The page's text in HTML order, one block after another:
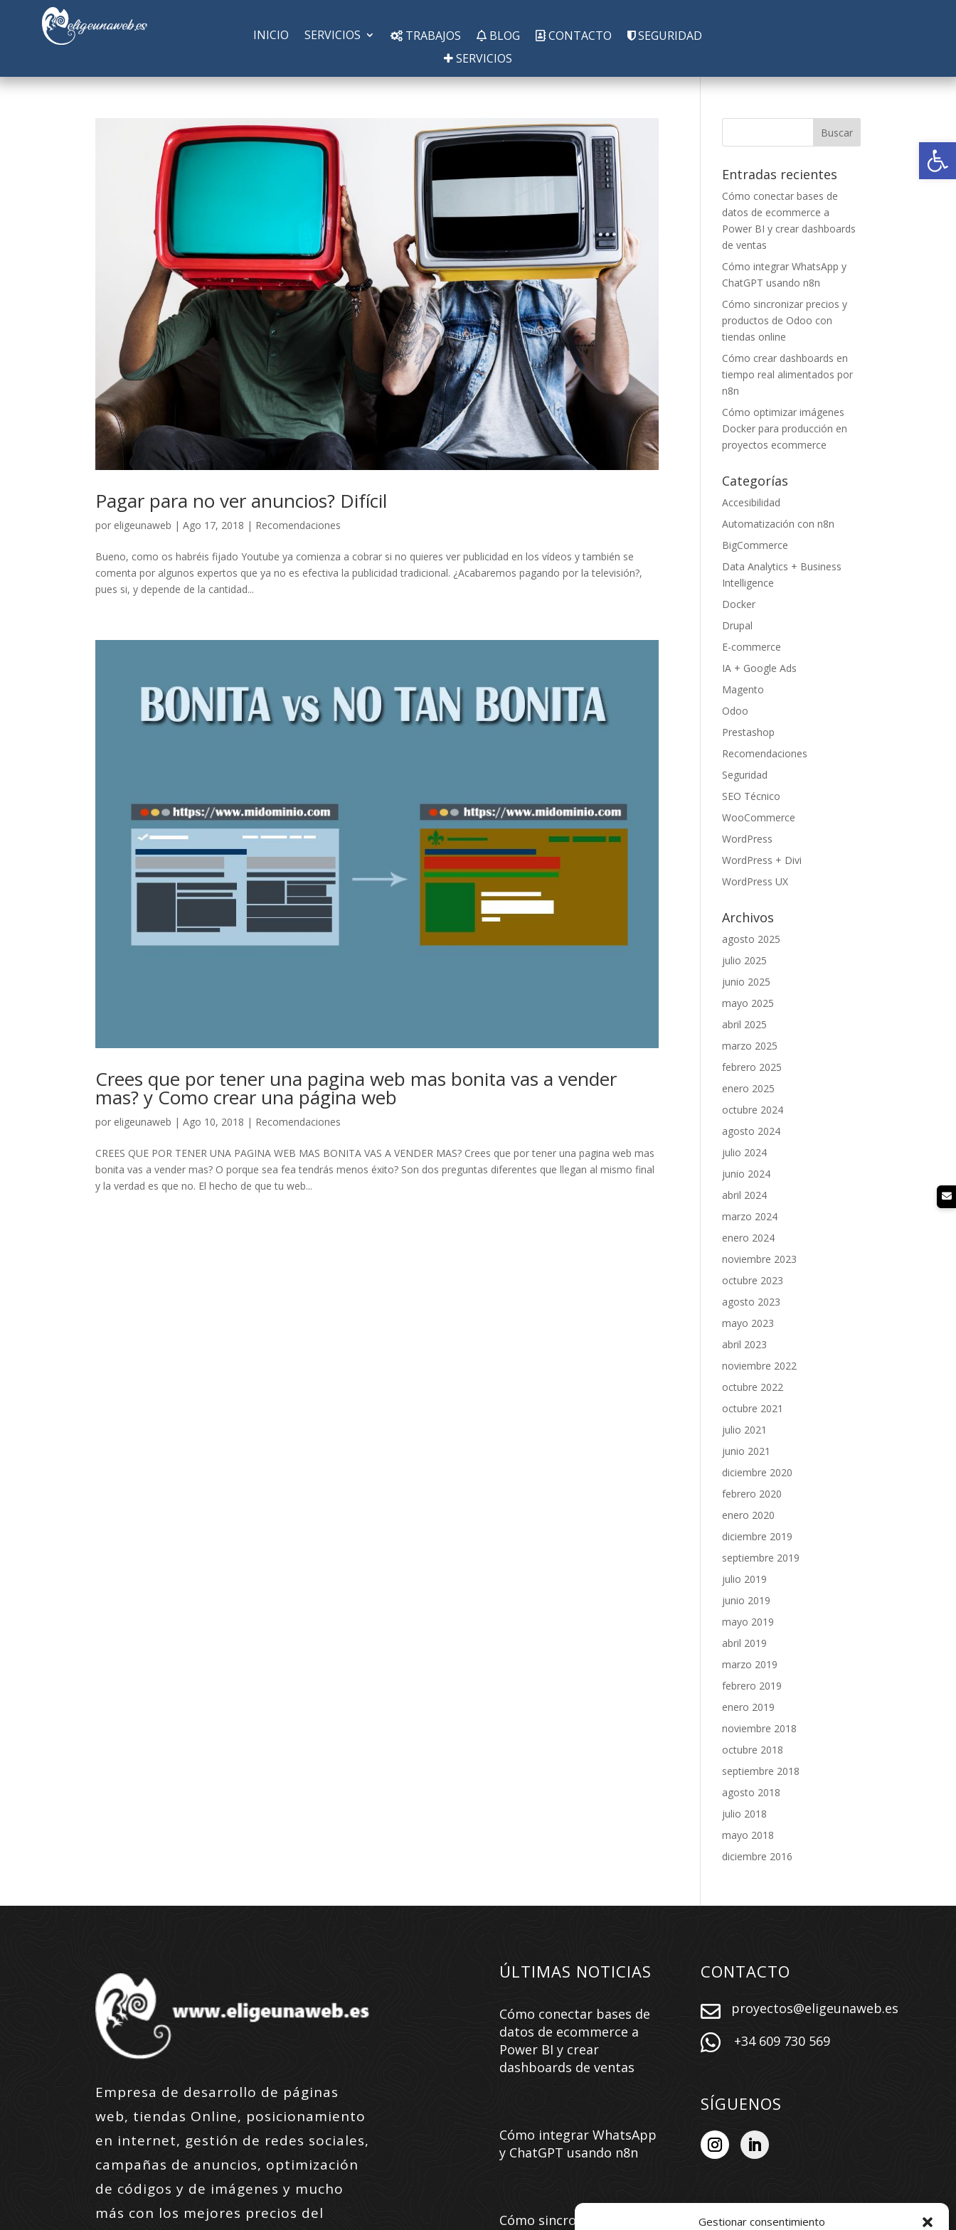
Gestionar consentimiento
INICIO SERVICIOS TRABAJOS BLOG CONTACTO
SEGURIDAD
SERVICIOS
Pagar para no ver anuncios? Difícil
por eligeunaweb |Ago 17, 2018 | Recomendaciones
Bueno, como os habréis fijado Youtube ya comienza a cobrar si no quieres ver publicidad en los vídeos y también se
comenta por algunos expertos que ya no es efectiva la publicidad tradicional. ¿Acabaremos pagando por la televisión?,
pues si, y depende de la cantidad...
Crees que por tener una pagina web mas bonita vas a vender
mas? y Como crear una página web
por eligeunaweb |Ago 10, 2018 | Recomendaciones
CREES QUE POR TENER UNA PAGINA WEB MAS BONITA VAS A VENDER MAS? Crees que por tener una pagina web mas
bonita vas a vender mas? O porque sea fea tendrás menos éxito? Son dos preguntas diferentes que llegan al mismo final
y la verdad es que no. El hecho de que tu web...
Entradas recientes
Cómo conectar bases de
datos de ecommerce a
Power BI y crear dashboards
de ventas
Cómo integrar WhatsApp y
ChatGPT usando n8n
Cómo sincronizar precios y
productos de Odoo con
tiendas online
Cómo crear dashboards en
tiempo real alimentados por
n8n
Cómo optimizar imágenes
Docker para producción en
proyectos ecommerce
Categorías
Accesibilidad
Automatización con n8n
BigCommerce
Data Analytics + Business
Intelligence
Docker
Drupal
E-commerce
IA + Google Ads
Magento
Odoo
Prestashop
Recomendaciones
Seguridad
SEO Técnico
WooCommerce
WordPress
WordPress + Divi
WordPress UX
Archivos
agosto 2025
julio 2025
junio 2025
mayo 2025
abril 2025
marzo 2025
febrero 2025
enero 2025
octubre 2024
agosto 2024
julio 2024
junio 2024
abril 2024
marzo 2024
enero 2024
noviembre 2023
octubre 2023
agosto 2023
mayo 2023
abril 2023
noviembre 2022
octubre 2022
octubre 2021
julio 2021
junio 2021
diciembre 2020
febrero 2020
enero 2020
diciembre 2019
septiembre 2019
julio 2019
junio 2019
mayo 2019
abril 2019
marzo 2019
febrero 2019
enero 2019
noviembre 2018
octubre 2018
septiembre 2018
agosto 2018
julio 2018
mayo 2018
diciembre 2016
Empresa de desarrollo de páginas
web, tiendas Online, posicionamiento
en internet, gestión de redes sociales,
campañas de anuncios, optimización
de códigos y de imágenes y mucho
más con los mejores precios del
ÚLTIMAS NOTICIAS
Cómo conectar bases de
datos de ecommerce a
Power BI y crear
dashboards de ventas
Cómo integrar WhatsApp
y ChatGPT usando n8n
Cómo sincronizar precios
CONTACTO
 proyectos@eligeunaweb.es
 +34 609 730 569
SÍGUENOS